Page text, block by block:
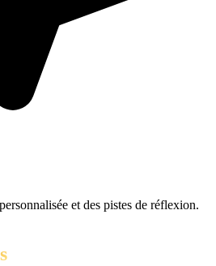
et des pistes de réflexion.